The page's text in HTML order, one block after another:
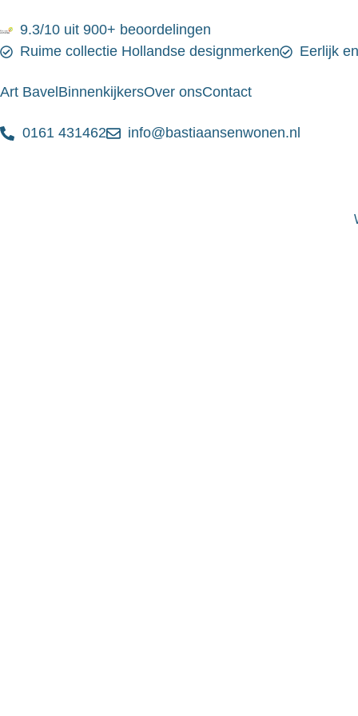
9.3/10 uit 900+ beoordelingen
Ruime collectie Hollandse designmerken
Eerlijk
Art Bavel BinnenkijkersOver onsContact
0161 431462 info@bastiaansenwonen.nl